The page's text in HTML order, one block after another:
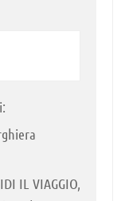
IL VIAGGIO,